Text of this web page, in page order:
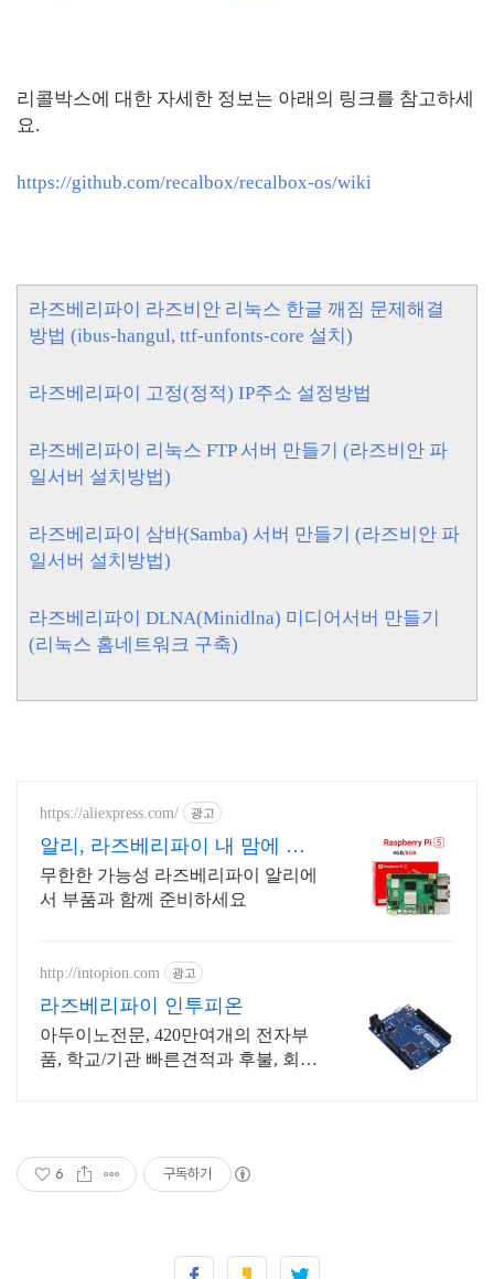
리콜박스에 대한 자세한 정보는 아래의 링크를 참고하세
요.
https://github.com/recalbox/recalbox-os/wiki
라즈베리파이 라즈비안 리눅스 한글 깨짐 문제해결
방법 (ibus-hangul, ttf-unfonts-core 설치)
라즈베리파이 고정(정적) IP주소 설정방법
라즈베리파이 리눅스 FTP 서버 만들기 (라즈비안 파
일서버 설치방법)
라즈베리파이 삼바(Samba) 서버 만들기 (라즈비안 파
일서버 설치방법)
라즈베리파이 DLNA(Minidlna) 미디어서버 만들기
(리눅스 홈네트워크 구축)
https://aliexpress.com/ 광고
알리, 라즈베리파이 내 맘에 쏙
드는 오늘의 특가
무한한 가능성 라즈베리파이 알리에
서 부품과 함께 준비하세요
http://intopion.com 광고
라즈베리파이 인투피온
아두이노전문, 420만여개의 전자부
품, 학교/기관 빠른견적과 후불, 회원
6 구독하기